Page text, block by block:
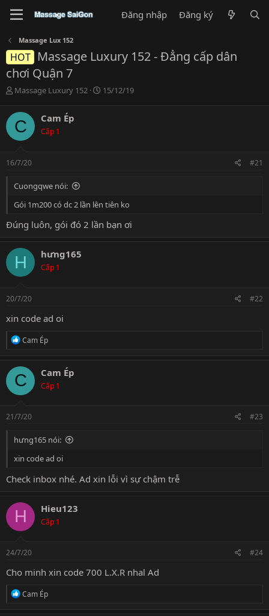
Đăng nhập Đăng ký
Massage Lux 152
HOT
Massage Luxury 152 - Đẳng cấp dân
chơi Quận 7
T
r
e
a
d
t
r
e
r
Massage Luxury 152
N
15/12/19
C Cam Ép
Cấp 1
16/7/20 #21
Cuongqwe nói:
Gói 1m200 có dc 2 lần lên tiên ko
Đúng luôn, gói đó 2 lần bạn ơi
H hưng165
Cấp 1
20/7/20 #22
xin code ad oi
R
c
t
i
o
s
Cam Ép
C Cam Ép
Cấp 1
21/7/20 #23
hưng165 nói:
xin code ad oi
Check inbox nhé. Ad xin lỗi vì sự chậm trễ
H Hieu123
Cấp 1
24/7/20 #24
Cho minh xin code 700 L.X.R nhal Ad
R
Cam Ép